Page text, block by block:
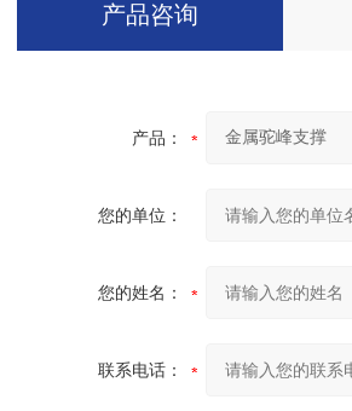
产品咨询
产品：
您的单位：
您的姓名：
联系电话：